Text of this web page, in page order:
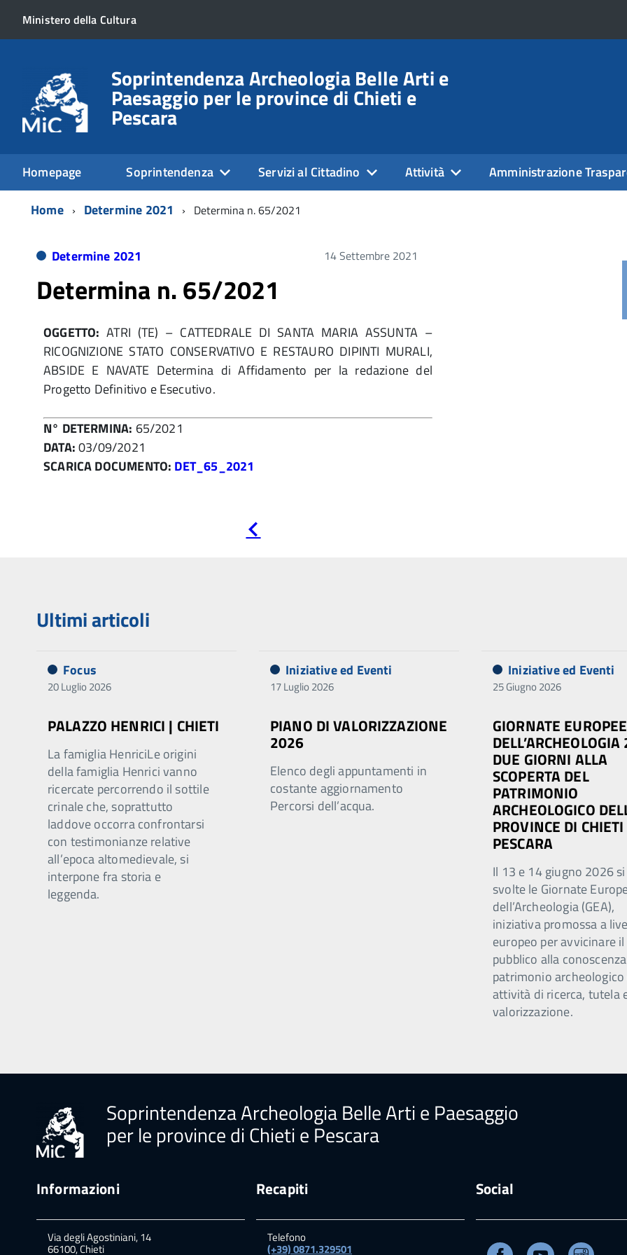
Ministero della Cultura
Soprintendenza Archeologia Belle Arti e
Paesaggio per le province di Chieti e
Pescara
Homepage Soprintendenza Servizi al Cittadino Attività Amministrazione
Home
Determine 2021 Determina n. 65/2021
Determine 2021 14 Settembre 2021
Determina n. 65/2021
OGGETTO: ATRI (TE) – CATTEDRALE DI SANTA MARIA ASSUNTA –
RICOGNIZIONE STATO CONSERVATIVO E RESTAURO DIPINTI MURALI,
ABSIDE E NAVATE Determina di Affidamento per la redazione del
Progetto Definitivo e Esecutivo.
N° DETERMINA: 65/2021
DATA:03/09/2021
SCARICA DOCUMENTO: DET_65_2021
precedente
Ultimi articoli
Focus
20 Luglio 2026
PALAZZO HENRICI | CHIETI
La famiglia HenriciLe origini
della famiglia Henrici vanno
ricercate percorrendo il sottile
crinale che, soprattutto
laddove occorra confrontarsi
con testimonianze relative
all’epoca altomedievale, si
interpone fra storia e
leggenda.
Iniziative ed Eventi
17 Luglio 2026
PIANO DI VALORIZZAZIONE
2026
Elenco degli appuntamenti in
costante aggiornamento
Percorsi dell’acqua.
Iniziative ed Eventi
25 Giugno 2026
GIORNATE EUROPEE
DUE GIORNI ALLA
SCOPERTA DEL
PATRIMONIO
ARCHEOLOGICO
PROVINCE DI
PESCARA
Il 13 e 14 giugno 2026
svolte le Giornate
dell’Archeologia (GEA),
iniziativa promossa a
europeo per avvicinare il
pubblico alla
patrimonio archeologico
attività di ricerca, tutela
valorizzazione.
Soprintendenza Archeologia Belle Arti e Paesaggio
per le province di Chieti e Pescara
Informazioni
Via degli Agostiniani, 14
66100, Chieti
Recapiti
Telefono
(+39) 0871.329501
Social
Facebook Youtube